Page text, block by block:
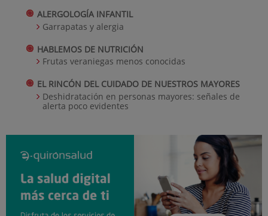
ALERGOLOGÍA INFANTIL
Garrapatas y alergia
HABLEMOS DE NUTRICIÓN
Frutas veraniegas menos conocidas
EL RINCÓN DEL CUIDADO DE NUESTROS MAYORES
Deshidratación en personas mayores: señales de
alerta poco evidentes